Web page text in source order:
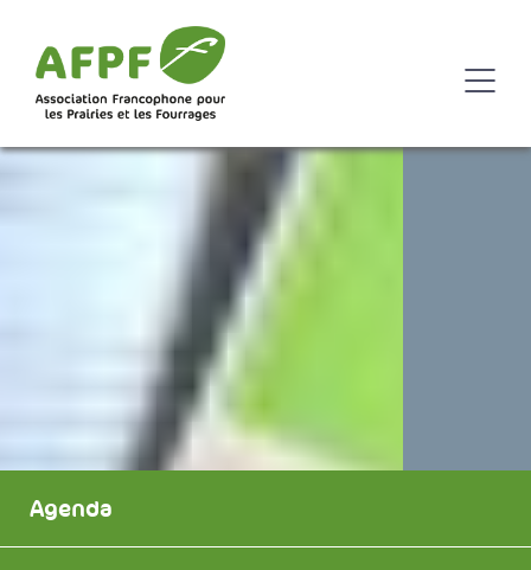
Agenda